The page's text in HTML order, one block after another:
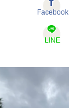
Facebook
LINE